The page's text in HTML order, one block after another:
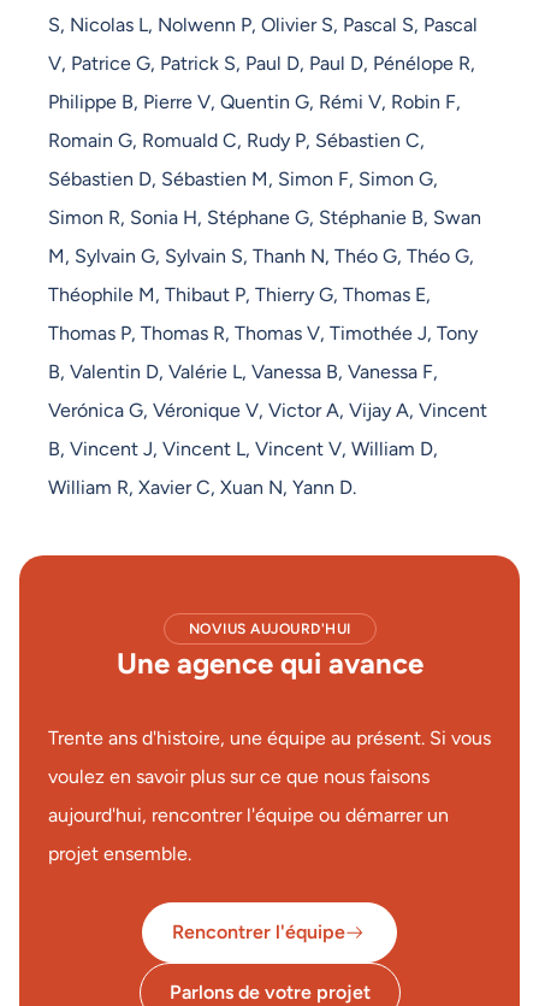
S, Nicolas L, Nolwenn P, Olivier S, Pascal S, Pascal
V, Patrice G, Patrick S, Paul D, Paul D, Pénélope R,
Philippe B, Pierre V, Quentin G, Rémi V, Robin F,
Romain G, Romuald C, Rudy P, Sébastien C,
Sébastien D, Sébastien M, Simon F, Simon G,
Simon R, Sonia H, Stéphane G, Stéphanie B, Swan
M, Sylvain G, Sylvain S, Thanh N, Théo G, Théo G,
Théophile M, Thibaut P, Thierry G, Thomas E,
Thomas P, Thomas R, Thomas V, Timothée J, Tony
B, Valentin D, Valérie L, Vanessa B, Vanessa F,
Verónica G, Véronique V, Victor A, Vijay A, Vincent
B, Vincent J, Vincent L, Vincent V, William D,
William R, Xavier C, Xuan N, Yann D.
NOVIUS AUJOURD'HUI
Une agence qui avance
Trente ans d'histoire, une équipe au présent. Si vous
voulez en savoir plus sur ce que nous faisons
aujourd'hui, rencontrer l'équipe ou démarrer un
projet ensemble.
Rencontrer l'équipe
Parlons de votre projet